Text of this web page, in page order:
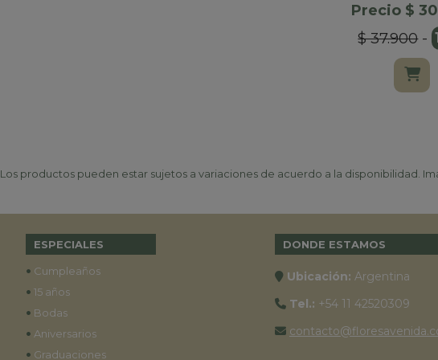
Precio $
$ 37.900-
Los productos pueden estar sujetos a variaciones de acuerdo a la disponibilidad.
ESPECIALES
• Cumpleaños
• 15 años
• Bodas
• Aniversarios
• Graduaciones
DONDE ESTAMOS
Ubicación: Argentina
Tel.: +54 11 42520309